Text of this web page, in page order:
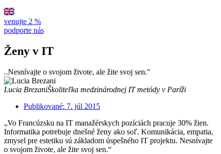
venujte 2 %
podporte nás
Ženy v IT
..Nesnívajte o svojom živote, ale žite svoj sen."
Lucia BrezaniŠkoliteľka medzinárodnej IT metódy v Paríži
Publikované: 7. júl 2015
„Vo Francúzsku na IT manažérskych pozíciách pracuje 30% žien.
Informatika potrebuje dnešné ženy ako soľ. Komunikácia, empatia,
zmysel pre estetiku sú základom úspešného IT projektu. Nesnívajte
o svojom živote, ale žite svoj sen.“